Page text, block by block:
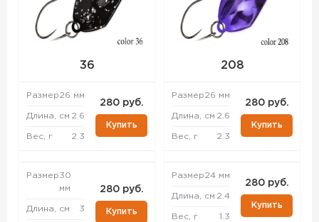
36
Размер26 мм
Длина, см 2.6
Вес, г 2.3
280 руб.
Купить
Размер30
мм
Длина, см 3
280 руб.
Купить
208
Размер26 мм
Длина, см 2.6
Вес, г 2.3
280 руб.
Купить
Размер24 мм
Длина, см 2.4
Вес, г 1.3
280 руб.
Купить